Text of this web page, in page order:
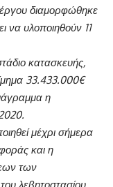
διαμορφώθηκε
υλοποιηθούν 11
κατασκευής,
33.433.000€
η
μέχρι σήμερα
και η
των